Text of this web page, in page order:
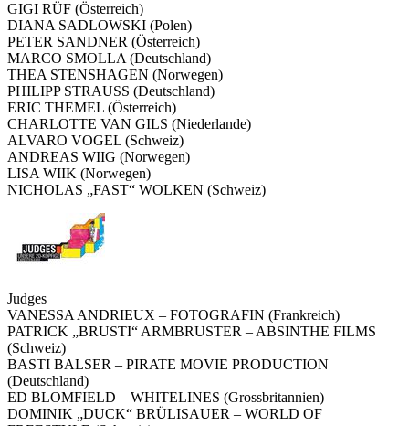
GIGI RÜF (Österreich)
DIANA SADLOWSKI (Polen)
PETER SANDNER (Österreich)
MARCO SMOLLA (Deutschland)
THEA STENSHAGEN (Norwegen)
PHILIPP STRAUSS (Deutschland)
ERIC THEMEL (Österreich)
CHARLOTTE VAN GILS (Niederlande)
ALVARO VOGEL (Schweiz)
ANDREAS WIIG (Norwegen)
LISA WIIK (Norwegen)
NICHOLAS „FAST“ WOLKEN (Schweiz)
Judges
VANESSA ANDRIEUX – FOTOGRAFIN (Frankreich)
PATRICK „BRUSTI“ ARMBRUSTER – ABSINTHE FILMS
(Schweiz)
BASTI BALSER – PIRATE MOVIE PRODUCTION
(Deutschland)
ED BLOMFIELD – WHITELINES (Grossbritannien)
DOMINIK „DUCK“ BRÜLISAUER – WORLD OF